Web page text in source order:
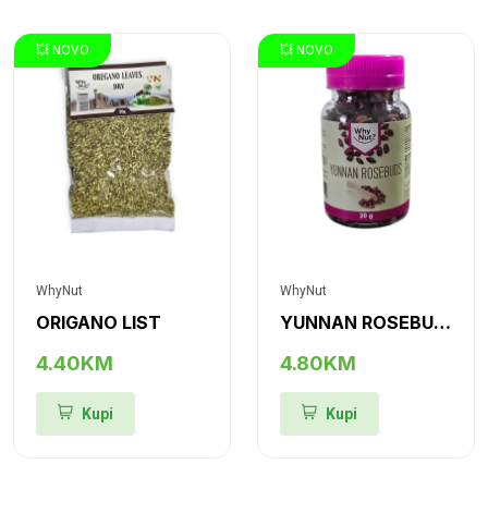
💥 NOVO
WhyNut
ORIGANO LIST
4.40KM
Kupi
💥 NOVO
WhyNut
YUNNAN ROSEBUDS (RUŽA YUNNAN, PUPULJCI)
4.80KM
Kupi